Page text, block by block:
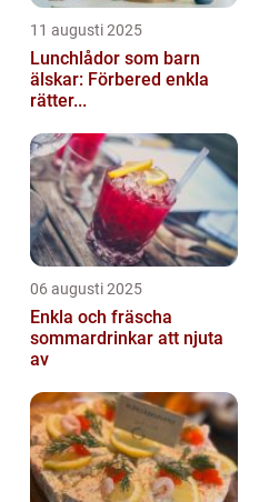
11 augusti 2025
Lunchlådor som barn
älskar: Förbered enkla
rätter...
06 augusti 2025
Enkla och fräscha
sommardrinkar att njuta
av